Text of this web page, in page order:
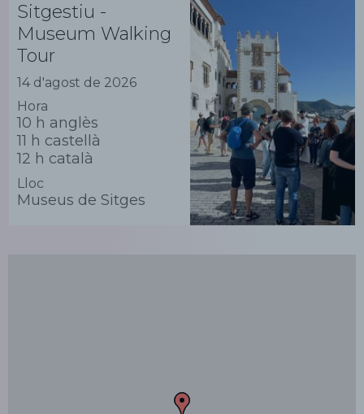
Sitgestiu -
Museum Walking
Tour
14 d'agost de 2026
Hora
10 h anglès
11 h castellà
12 h català
Lloc
Museus de Sitges